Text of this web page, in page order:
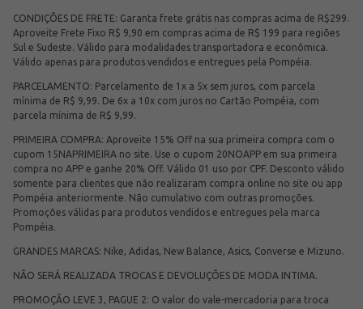
CONDIÇÕES DE FRETE: Garanta frete grátis nas compras acima de R$299.
Aproveite Frete Fixo R$ 9,90 em compras acima de R$ 199 para regiões
Sul e Sudeste. Válido para modalidades transportadora e econômica.
Válido apenas para produtos vendidos e entregues pela Pompéia.
PARCELAMENTO: Parcelamento de 1x a 5x sem juros, com parcela
mínima de R$ 9,99. De 6x a 10x com juros no Cartão Pompéia, com
parcela mínima de R$ 9,99.
PRIMEIRA COMPRA: Aproveite 15% Off na sua primeira compra com o
cupom 15NAPRIMEIRA no site. Use o cupom 20NOAPP em sua primeira
compra no APP e ganhe 20% Off. Válido 01 uso por CPF. Desconto válido
somente para clientes que não realizaram compra online no site ou app
Pompéia anteriormente. Não cumulativo com outras promoções.
Promoções válidas para produtos vendidos e entregues pela marca
Pompéia.
GRANDES MARCAS: Nike, Adidas, New Balance, Asics, Converse e Mizuno.
NÃO SERÁ REALIZADA TROCAS E DEVOLUÇÕES DE MODA INTIMA.
PROMOÇÃO LEVE 3, PAGUE 2: O valor do vale-mercadoria para troca